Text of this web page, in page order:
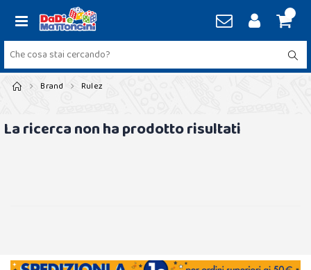
Brand Rulez
La ricerca non ha prodotto risultati